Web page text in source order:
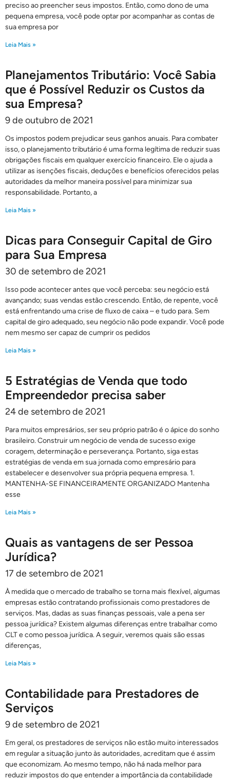
preciso ao preencher seus impostos. Então, como dono de uma
pequena empresa, você pode optar por acompanhar as contas de
sua empresa por
Leia Mais »
Planejamentos Tributário: Você Sabia
que é Possível Reduzir os Custos da
sua Empresa?
9 de outubro de 2021
Os impostos podem prejudicar seus ganhos anuais. Para combater
isso, o planejamento tributário é uma forma legítima de reduzir suas
obrigações fiscais em qualquer exercício financeiro. Ele o ajuda a
utilizar as isenções fiscais, deduções e benefícios oferecidos pelas
autoridades da melhor maneira possível para minimizar sua
responsabilidade. Portanto, a
Leia Mais »
Dicas para Conseguir Capital de Giro
para Sua Empresa
30 de setembro de 2021
Isso pode acontecer antes que você perceba: seu negócio está
avançando; suas vendas estão crescendo. Então, de repente, você
está enfrentando uma crise de fluxo de caixa – e tudo para. Sem
capital de giro adequado, seu negócio não pode expandir. Você pode
nem mesmo ser capaz de cumprir os pedidos
Leia Mais »
5 Estratégias de Venda que todo
Empreendedor precisa saber
24 de setembro de 2021
Para muitos empresários, ser seu próprio patrão é o ápice do sonho
brasileiro. Construir um negócio de venda de sucesso exige
coragem, determinação e perseverança. Portanto, siga estas
estratégias de venda em sua jornada como empresário para
estabelecer e desenvolver sua própria pequena empresa. 1.
MANTENHA-SE FINANCEIRAMENTE ORGANIZADO Mantenha
esse
Leia Mais »
Quais as vantagens de ser Pessoa
Jurídica?
17 de setembro de 2021
À medida que o mercado de trabalho se torna mais flexível, algumas
empresas estão contratando profissionais como prestadores de
serviços. Mas, dadas as suas finanças pessoais, vale a pena ser
pessoa jurídica? Existem algumas diferenças entre trabalhar como
CLT e como pessoa jurídica. A seguir, veremos quais são essas
diferenças,
Leia Mais »
Contabilidade para Prestadores de
Serviços
9 de setembro de 2021
Em geral, os prestadores de serviços não estão muito interessados ​​
em regular a situação junto às autoridades, acreditam que é assim
que economizam. Ao mesmo tempo, não há nada melhor para
reduzir impostos do que entender a importância da contabilidade